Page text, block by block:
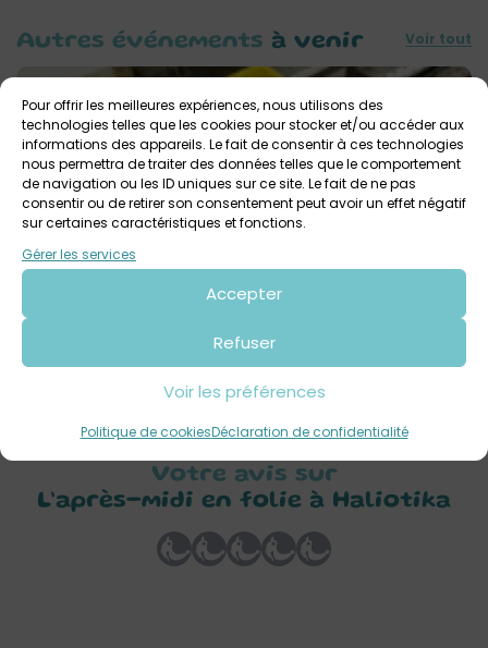
Pour offrir les meilleures expériences, nous utilisons des
technologies telles que les cookies pour stocker et/ou accéder aux
informations des appareils. Le fait de consentir à ces technologies
nous permettra de traiter des données telles que le comportement
de navigation ou les ID uniques sur ce site. Le fait de ne pas
consentir ou de retirer son consentement peut avoir un effet négatif
sur certaines caractéristiques et fonctions.
Gérer les services
Accepter
Refuser
Voir les préférences
Politique de cookiesDéclaration de confidentialité
Autres événements à venir Voir tout
3 août 2026 > 7 août 2026
Haliotika, La Cité de la pêche Tout public
Votre avis sur
L’après-midi en folie à Haliotika